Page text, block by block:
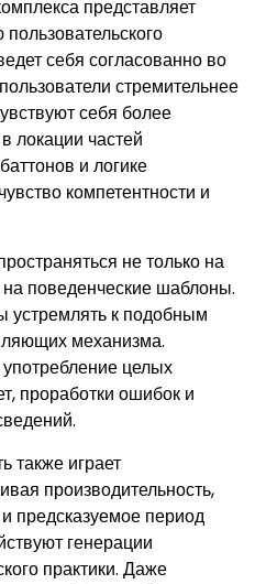
представляет
себя согласованно во
стремительнее
себя более
локации частей
и логике
компетентности и
не только на
поведенческие шаблоны.
устремлять к подобным
механизма.
целых
проработки ошибок и
также играет
производительность,
предсказуемое период
генерации
практики. Даже